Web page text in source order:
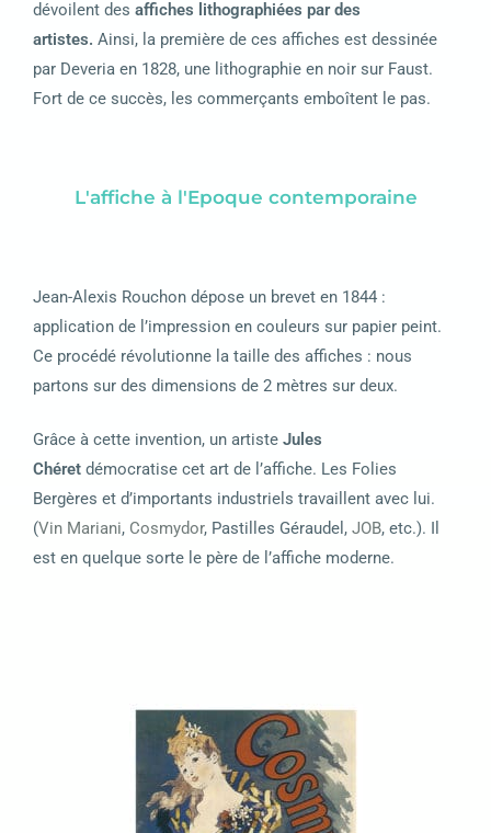
dévoilent des affiches lithographiées par des
artistes. Ainsi, l a première de ces affiches est dessinée
par Deveria en 1828, une lithographie en noir sur Faust.
Fort de ce succès, l es commerçants emboîtent le pas.
L'affiche à l'Epoque contemporaine
Jean-Alexis Rouchon dépose un brevet en 1844 :
application de l’impression en couleurs sur papier peint.
Ce procédé révolutionne la taille des affiches : nous
partons sur des dimensions de 2 mètres sur deux.
Grâce à cette invention, un artiste Jules
Chéret démocratise cet art de l’affiche. Les Folies
Bergères et d’importants industriels travaillent avec lui.
(Vin Mariani, Cosmydor, Pastilles Géraudel, JOB, etc.). Il
est en quelque sorte le père de l’affiche moderne.